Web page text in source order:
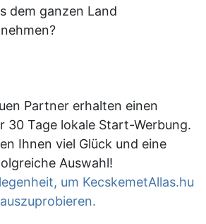
dem ganzen Land
Partner erhalten einen
30 Tage lokale Start-Werbung.
Ihnen viel Glück und eine
Auswahl!
um KecskemetAllas.hu
auszuprobieren.